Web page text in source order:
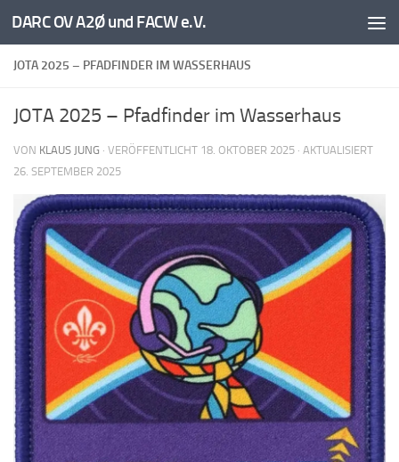
Unter dem Inhalt
DARC OV A2Ø und FACW e.V.
JOTA 2025 – PFADFINDER IM WASSERHAUS
JOTA 2025 – Pfadfinder im Wasserhaus
VON KLAUS JUNG · VERÖFFENTLICHT 18. OKTOBER 2025 · AKTUALISIERT
26. SEPTEMBER 2025